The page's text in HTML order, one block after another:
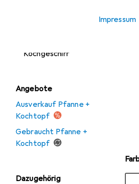
Impressum
Kochgeschirr
Angebote
Ausverkauf Pfanne +
Kochtopf
Gebraucht Pfanne +
Kochtopf
Dazugehörig